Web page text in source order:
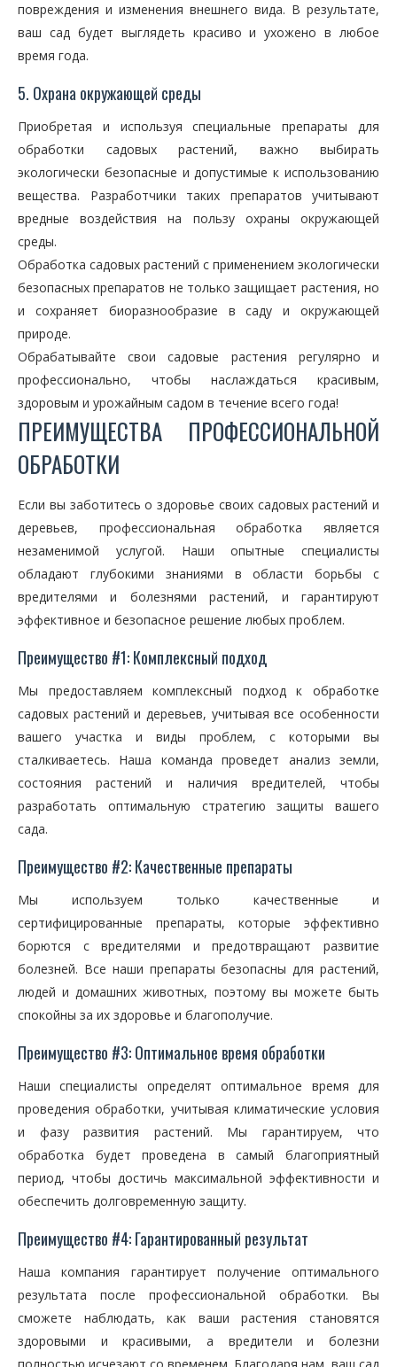
повреждения и изменения внешнего вида. В результате,
ваш сад будет выглядеть красиво и ухожено в любое
время года.
5. Охрана окружающей среды
Приобретая и используя специальные препараты для
обработки садовых растений, важно выбирать
экологически безопасные и допустимые к использованию
вещества. Разработчики таких препаратов учитывают
вредные воздействия на пользу охраны окружающей
среды.
Обработка садовых растений с применением экологически
безопасных препаратов не только защищает растения, но
и сохраняет биоразнообразие в саду и окружающей
природе.
Обрабатывайте свои садовые растения регулярно и
профессионально, чтобы наслаждаться красивым,
здоровым и урожайным садом в течение всего года!
ПРЕИМУЩЕСТВА ПРОФЕССИОНАЛЬНОЙ
ОБРАБОТКИ
Если вы заботитесь о здоровье своих садовых растений и
деревьев, профессиональная обработка является
незаменимой услугой. Наши опытные специалисты
обладают глубокими знаниями в области борьбы с
вредителями и болезнями растений, и гарантируют
эффективное и безопасное решение любых проблем.
Преимущество #1: Комплексный подход
Мы предоставляем комплексный подход к обработке
садовых растений и деревьев, учитывая все особенности
вашего участка и виды проблем, с которыми вы
сталкиваетесь. Наша команда проведет анализ земли,
состояния растений и наличия вредителей, чтобы
разработать оптимальную стратегию защиты вашего
сада.
Преимущество #2: Качественные препараты
Мы используем только качественные и
сертифицированные препараты, которые эффективно
борются с вредителями и предотвращают развитие
болезней. Все наши препараты безопасны для растений,
людей и домашних животных, поэтому вы можете быть
спокойны за их здоровье и благополучие.
Преимущество #3: Оптимальное время обработки
Наши специалисты определят оптимальное время для
проведения обработки, учитывая климатические условия
и фазу развития растений. Мы гарантируем, что
обработка будет проведена в самый благоприятный
период, чтобы достичь максимальной эффективности и
обеспечить долговременную защиту.
Преимущество #4: Гарантированный результат
Наша компания гарантирует получение оптимального
результата после профессиональной обработки. Вы
сможете наблюдать, как ваши растения становятся
здоровыми и красивыми, а вредители и болезни